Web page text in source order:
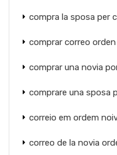
compra la sposa per
comprar correo
comprar una novia
comprare una sposa
correio em ordem
correo de la novia